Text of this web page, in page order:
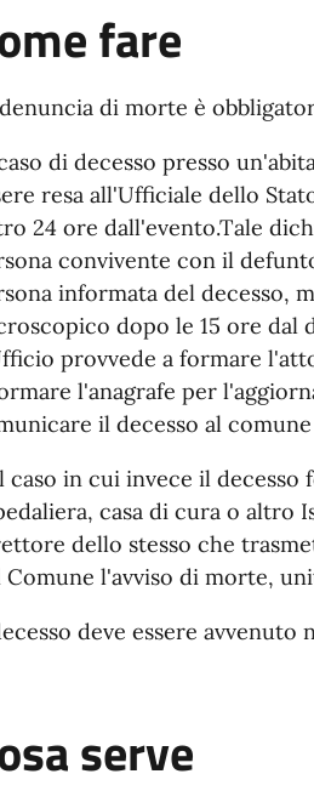
fare
di morte è
di decesso presso
resa all'Ufficiale dello
24 ore dall'evento.Tale
convivente con il
informata del decesso,
dopo le 15 ore dal
provvede a formare
l'anagrafe per
il decesso al
caso in cui invece il decesso
casa di cura o altro
dello stesso che
Comune l'avviso di morte,
deve essere
serve